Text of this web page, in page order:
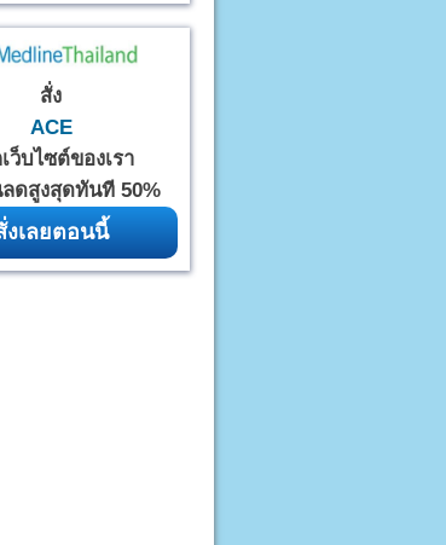
สั่ง
ACE
ว็บไซต์ของเรา
ดสูงสุดทันที 50%
งเลยตอนนี้